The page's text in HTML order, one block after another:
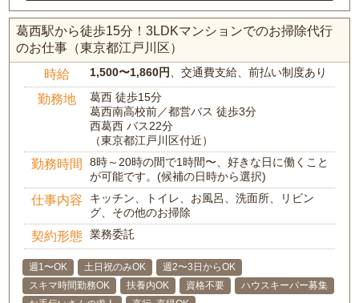
葛西駅から徒歩15分！3LDKマンションでのお掃除代行
のお仕事（東京都江戸川区）
時給 1,500〜1,860円、交通費支給、前払い制度あり
勤務地
葛西 徒歩15分
葛西南高校前／都営バス 徒歩3分
西葛西 バス22分
（東京都江戸川区付近）
勤務時間
8時～20時の間で1時間〜、好きな日に働くこと
が可能です。(候補の日時から選択)
仕事内容
キッチン、トイレ、お風呂、洗面所、リビン
グ、その他のお掃除
契約形態 業務委託
週1〜OK 土日祝のみOK
週2〜3日からOK
スキマ時間勤務OK
扶養内OK 資格不要
ハウスキーパー募集